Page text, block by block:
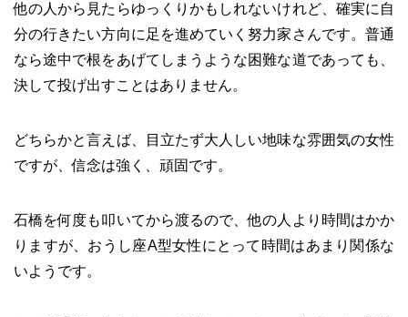
他の人から見たらゆっくりかもしれないけれど、確実に自
分の行きたい方向に足を進めていく努力家さんです。普通
なら途中で根をあげてしまうような困難な道であっても、
決して投げ出すことはありません。
どちらかと言えば、目立たず大人しい地味な雰囲気の女性
ですが、信念は強く、頑固です。
石橋を何度も叩いてから渡るので、他の人より時間はかか
りますが、おうし座A型女性にとって時間はあまり関係な
いようです。